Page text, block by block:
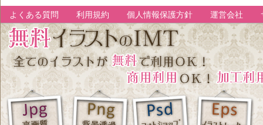
よくある質問 利用規約 個人情報保護方針 運営会社